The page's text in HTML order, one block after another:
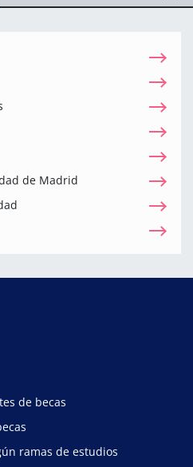
de Madrid
de becas
ramas de estudios